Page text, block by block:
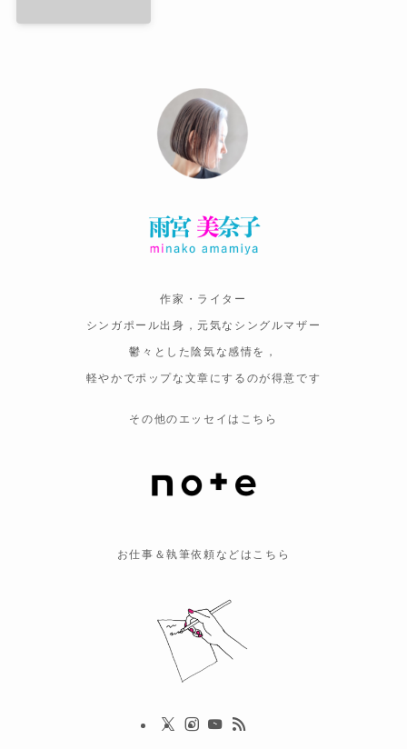
作家・ライター
シンガポール出身，元気なシングルマザー
鬱々とした陰気な感情を，
軽やかでポップな文章にするのが得意です
その他のエッセイはこちら
お仕事＆執筆依頼などはこちら